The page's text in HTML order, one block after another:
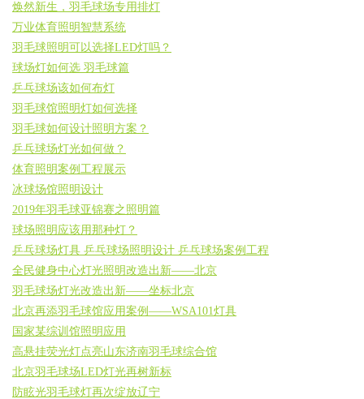
焕然新生，羽毛球场专用排灯
万业体育照明智慧系统
羽毛球照明可以选择LED灯吗？
球场灯如何选 羽毛球篇
乒乓球场该如何布灯
羽毛球馆照明灯如何选择
羽毛球如何设计照明方案？
乒乓球场灯光如何做？
体育照明案例工程展示
冰球场馆照明设计
2019年羽毛球亚锦赛之照明篇
球场照明应该用那种灯？
乒乓球场灯具 乒乓球场照明设计 乒乓球场案例工程
全民健身中心灯光照明改造出新——北京
羽毛球场灯光改造出新——坐标北京
北京再添羽毛球馆应用案例——WSA101灯具
国家某综训馆照明应用
高悬挂荧光灯点亮山东济南羽毛球综合馆
北京羽毛球场LED灯光再树新标
防眩光羽毛球灯再次绽放辽宁